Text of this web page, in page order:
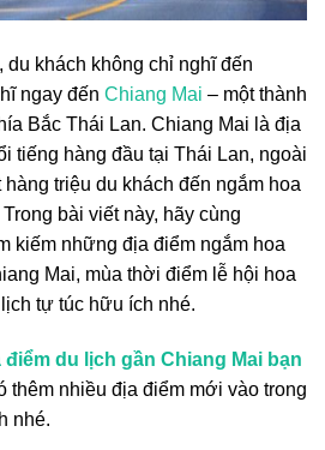
du khách không chỉ nghĩ đến
ngay đến Chiang Mai – một thành
Bắc Thái Lan. Chiang Mai là địa
tiếng hàng đầu tại Thái Lan, ngoài
triệu du khách đến ngắm hoa
bài viết này, hãy cùng
kiếm những địa điểm ngắm hoa
Mai, mùa thời điểm lễ hội hoa
tự túc hữu ích nhé.
điểm du lịch gần Chiang Mai bạn
thêm nhiều địa điểm mới vào trong
nhé.